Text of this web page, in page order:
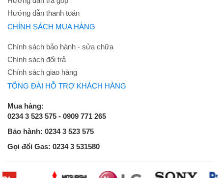
Hướng dẫn thanh toán
CHÍNH SÁCH MUA HÀNG
Chính sách bảo hành - sửa chữa
Chính sách đổi trả
Chính sách giao hàng
TỔNG ĐÀI HỖ TRỢ KHÁCH HÀNG
Mua hàng:
0234 3 523 575 - 0909 771 265
Bảo hành: 0234 3 523 575
Gọi đổi Gas: 0234 3 531580